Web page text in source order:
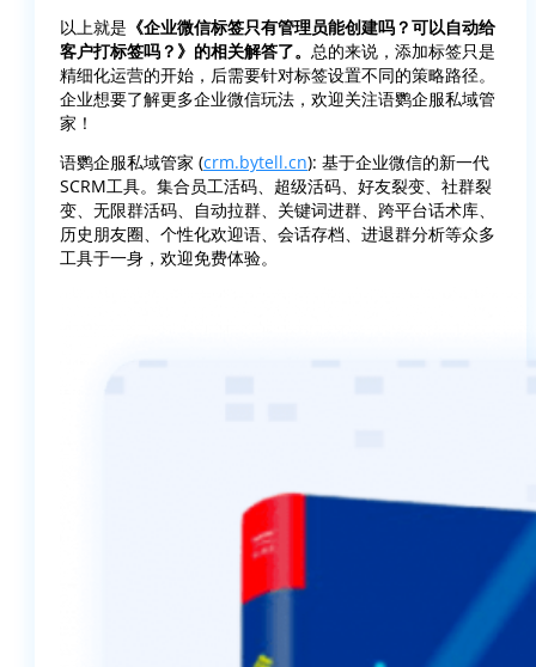
以上就是 《企业微信标签只有管理员能创建吗？可以自动给
客户打标签吗？》的相关解答了。 总的来说，添加标签只是
精细化运营的开始，后需要针对标签设置不同的策略路径。
企业想要了解更多企业微信玩法，欢迎关注语鹦企服私域管
家！
语鹦企服私域管家 (crm.bytell.cn): 基于企业微信的新一代
SCRM工具。集合员工活码、超级活码、好友裂变、社群裂
变、无限群活码、自动拉群、关键词进群、跨平台话术库、
历史朋友圈、个性化欢迎语、会话存档、进退群分析等众多
工具于一身，欢迎免费体验。